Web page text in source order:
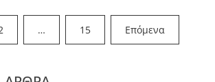
… 15 Επόμενα